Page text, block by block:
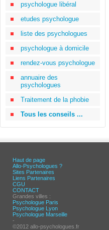
psychologue libéral
etudes psychologue
liste des psychologues
psychologue à domicile
rendez-vous psychologue
annuaire des
psychologues
Traitement de la phobie
Tous les conseils ...
Haut de page
Allo-Psychologues ?
Sites Partenaires
Liens Partenaires
CGU
CONTACT
Grandes villes :
Psychologue Paris
Psychologue Lyon
Psychologue Marseille
-
©2012 allo-psychologues.fr